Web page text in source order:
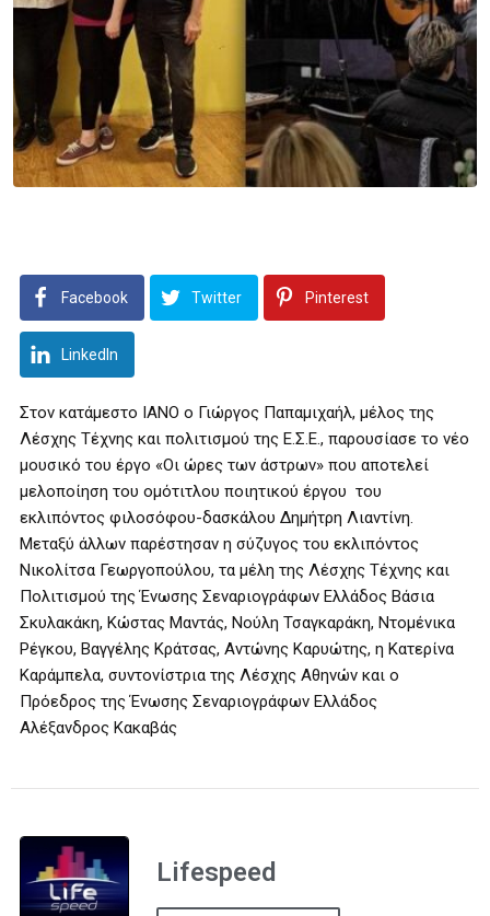
Facebook Twitter Pinterest
LinkedIn
Στον κατάμεστο ΙΑΝΟ ο Γιώργος Παπαμιχαήλ, μέλος της
Λέσχης Τέχνης και πολιτισμού της Ε.Σ.Ε., παρουσίασε το νέο
μουσικό του έργο «Οι ώρες των άστρων» που αποτελεί
μελοποίηση του ομότιτλου ποιητικού έργου του
εκλιπόντος φιλοσόφου-δασκάλου Δημήτρη Λιαντίνη.
Μεταξύ άλλων παρέστησαν η σύζυγος του εκλιπόντος
Νικολίτσα Γεωργοπούλου, τα μέλη της Λέσχης Τέχνης και
Πολιτισμού της Ένωσης Σεναριογράφων Ελλάδος Βάσια
Σκυλακάκη, Κώστας Μαντάς, Νούλη Τσαγκαράκη, Ντομένικα
Ρέγκου, Βαγγέλης Κράτσας, Αντώνης Καρυώτης, η Κατερίνα
Καράμπελα, συντονίστρια της Λέσχης Αθηνών και ο
Πρόεδρος της Ένωσης Σεναριογράφων Ελλάδος
Αλέξανδρος Κακαβάς
Lifespeed